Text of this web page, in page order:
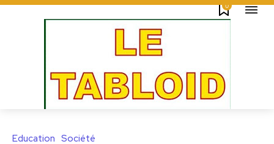
0
Education Société